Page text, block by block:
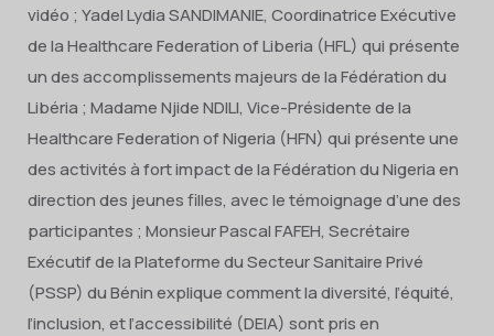
vidéo ; Yadel Lydia SANDIMANIE, Coordinatrice Exécutive
de la Healthcare Federation of Liberia (HFL) qui présente
un des accomplissements majeurs de la Fédération du
Libéria ; Madame Njide NDILI, Vice-Présidente de la
Healthcare Federation of Nigeria (HFN) qui présente une
des activités à fort impact de la Fédération du Nigeria en
direction des jeunes filles, avec le témoignage d’une des
participantes ; Monsieur Pascal FAFEH, Secrétaire
Exécutif de la Plateforme du Secteur Sanitaire Privé
(PSSP) du Bénin explique comment la diversité, l’équité,
l’inclusion, et l’accessibilité (DEIA) sont pris en